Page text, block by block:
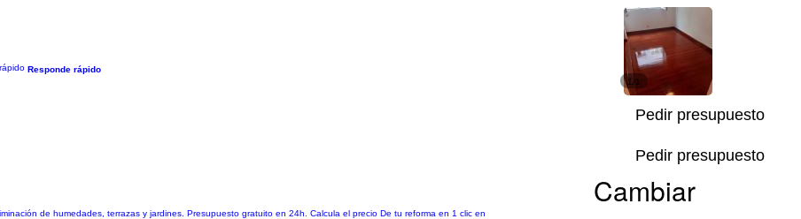
Responde rápido
1/1
Pedir presupuesto
de humedades, terrazas y jardines. Presupuesto gratuito en 24h. Calcula el precio De tu reforma en 1 clic en
Pedir presupuesto
Cambiar